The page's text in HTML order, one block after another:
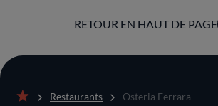
RETOUR EN HAUT DE PAGE
Restaurants Osteria Ferrara